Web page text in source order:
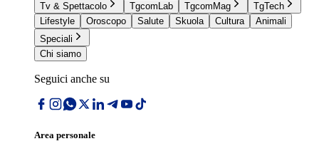
Tv & Spettacolo
TgcomLab TgcomMag
TgTech
Lifestyle
Oroscopo Salute Skuola Cultura
Animali
Speciali
Chi siamo
Seguici anche su
Area personale